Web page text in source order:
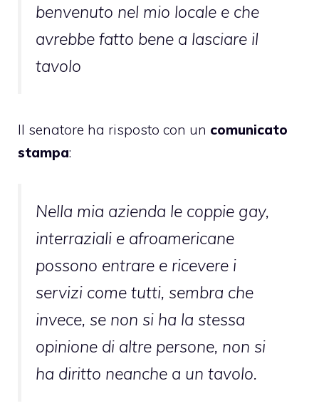
benvenuto nel mio locale e che
avrebbe fatto bene a lasciare il
tavolo
Il senatore ha risposto con un comunicato
stampa:
Nella mia azienda le coppie gay,
interraziali e afroamericane
possono entrare e ricevere i
servizi come tutti, sembra che
invece, se non si ha la stessa
opinione di altre persone, non si
ha diritto neanche a un tavolo.